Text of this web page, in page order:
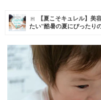
住まい
マネー
トレンド・イベント
【夏こそキュレル】美
たい“酷暑の夏にぴったり